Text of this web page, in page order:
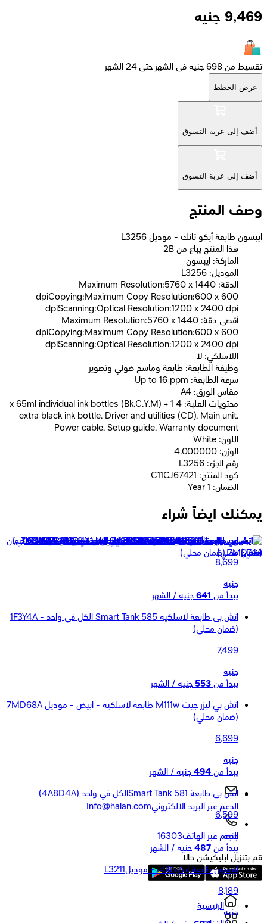
9,469 جنيه
تقسيط من 698 جنيه فى الشهر حتى 24 الشهر
عرض الخطط
أضف إلى عربة التسوق
أضف إلى عربة التسوق
وصف المنتج
ايبسون طابعة أيكو تانك - موديل L3256
2B هذا المنتج يباع من
الماركة: ايبسون
الموديل: L3256
الدقة: Maximum Resolution:5760 x 1440
dpiCopying:Maximum Copy Resolution:600 x 600
dpiScanning:Optical Resolution:1200 x 2400 dpi
أقصى دقة: Maximum Resolution:5760 x 1440
dpiCopying:Maximum Copy Resolution:600 x 600
dpiScanning:Optical Resolution:1200 x 2400 dpi
اللاسلكي: لا
وظيفة الطابعة: طابعة وماسح ضوئي وتصوير
سرعة الطابعة: Up to 16 ppm
مقاس الورق: A4
محتويات العلبة: 4 x 65ml individual ink bottles (Bk,C,Y,M) + 1
extra black ink bottle, Driver and utilities (CD), Main unit,
Power cable, Setup guide, Warranty document
اللون: White
الوزن: 4.000000
رقم الجزء: L3256
كود المنتج: C11CJ67421
الضمان: 1 Year
يمكنك ايضاً شراء
ايبسون طابعة ايكو تانك L3251 A4 الوان متعددة الوظائف 3*1
8,699
جنيه
يبدأ من 641 جنيه / الشهر
اتش بى طابعة لاسلكيه Smart Tank 585 الكل في واحد - 1F3Y4A
(ضمان محلي)
7,499
جنيه
يبدأ من 553 جنيه / الشهر
اتش بي ليزر جيت M111w طابعه لاسلكيه - ابيض - موديل 7MD68A
(ضمان محلي)
6,699
جنيه
يبدأ من 494 جنيه / الشهر
اتش بى طابعة Smart Tank 581الكل في واحد (4A8D4A)
6,599
جنيه
يبدأ من 487 جنيه / الشهر
ايبسون طابعة ايكو تانك - موديلL3211
8,189
جنيه
الدعم عبر البريد الالكترونيInfo@halan.com
الدعم عبر الهاتف16303
قم بتنزيل ابليكيشن حالا
الرئيسية